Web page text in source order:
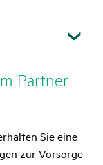
Partner
Sie eine
zur Vorsorge-